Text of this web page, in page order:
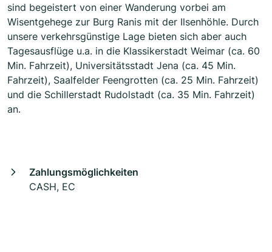
sind begeistert von einer Wanderung vorbei am
Wisentgehege zur Burg Ranis mit der Ilsenhöhle. Durch
unsere verkehrsgünstige Lage bieten sich aber auch
Tagesausflüge u.a. in die Klassikerstadt Weimar (ca. 60
Min. Fahrzeit), Universitätsstadt Jena (ca. 45 Min.
Fahrzeit), Saalfelder Feengrotten (ca. 25 Min. Fahrzeit)
und die Schillerstadt Rudolstadt (ca. 35 Min. Fahrzeit)
an.
Zahlungsmöglichkeiten
CASH, EC